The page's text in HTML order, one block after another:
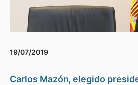
19/07/2019
Carlos Mazón, elegido